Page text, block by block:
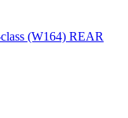
(W164) REAR